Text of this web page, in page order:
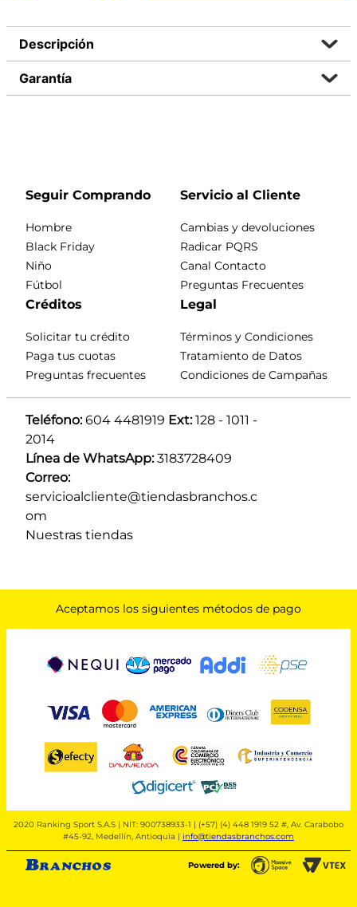
Descripción
Garantía
Seguir Comprando
Hombre
Black Friday
Niño
Fútbol
Servicio al Cliente
Cambias y devoluciones
Radicar PQRS
Canal Contacto
Preguntas Frecuentes
Créditos
Solicitar tu crédito
Paga tus cuotas
Preguntas frecuentes
Legal
Términos y Condiciones
Tratamiento de Datos
Condiciones de Campañas
Teléfono: 604 4481919 Ext: 128 - 1011 -
2014
Línea de WhatsApp: 3183728409
Correo:
servicioalcliente@tiendasbranchos.c
om
Nuestras tiendas
Aceptamos los siguientes métodos de pago
2020 Ranking Sport S.A.S | NIT: 900738933-1 | (+57) (4) 448 1919 52 #, Av. Carabobo
#45-92, Medellín, Antioquia | info@tiendasbranchos.com
Powered by: